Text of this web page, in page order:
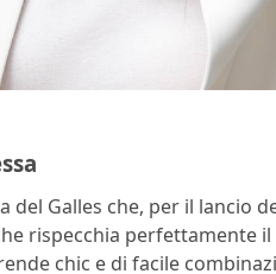
del Galles che, per il lancio
rispecchia perfettamente
chic e di facile